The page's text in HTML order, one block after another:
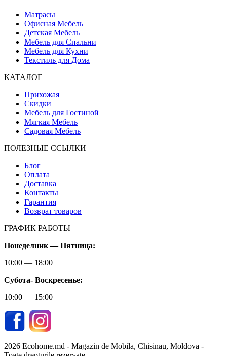
Матрасы
Офисная Мебель
Детская Мебель
Мебель для Спальни
Мебель для Кухни
Текстиль для Дома
КАТАЛОГ
Прихожая
Скидки
Мебель для Гостиной
Мягкая Мебель
Садовая Мебель
ПОЛЕЗНЫЕ ССЫЛКИ
Блог
Оплата
Доставка
Контакты
Гарантия
Возврат товаров
ГРАФИК РАБОТЫ
Понеделник — Пятница:
10:00 — 18:00
Субота- Воскресенье:
10:00 — 15:00
2026 Ecohome.md - Magazin de Mobila, Chisinau, Moldova -